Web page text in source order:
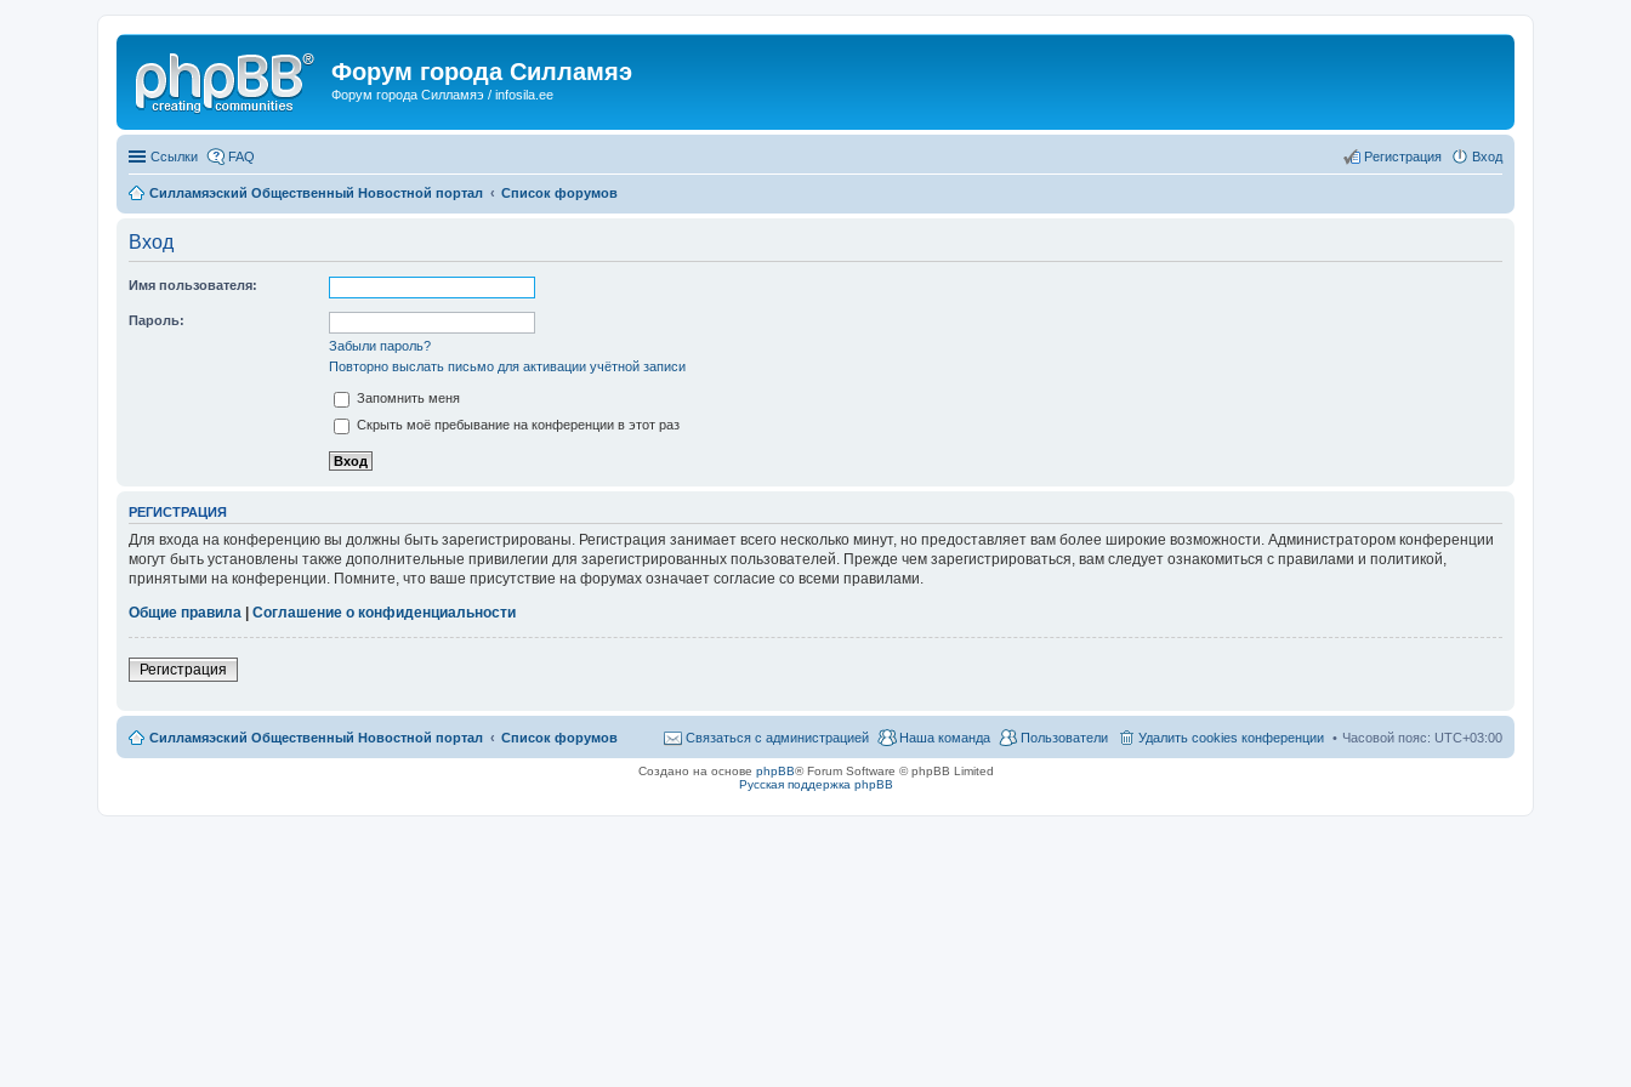
Форум города Силламяэ
Форум города Силламяэ / infosila.ee
Ссылки FAQ Вход
Регистрация
Силламяэский Общественный Новостной портал Список форумов
Вход
Имя пользователя:
Пароль:
Забыли пароль?
Повторно выслать письмо для активации учётной записи
Запомнить меня
Скрыть моё пребывание на конференции в этот раз
РЕГИСТРАЦИЯ
Для входа на конференцию вы должны быть зарегистрированы. Регистрация занимает всего несколько минут, но предоставляет вам более широкие возможности. Администратором конференции
могут быть установлены также дополнительные привилегии для зарегистрированных пользователей. Прежде чем зарегистрироваться, вам следует ознакомиться с правилами и политикой,
принятыми на конференции. Помните, что ваше присутствие на форумах означает согласие со всеми правилами.
Общие правила
Соглашение о конфиденциальности
Регистрация
Силламяэский Общественный Новостной портал Список форумов Часовой пояс: UTC+03:00
Удалить cookies конференции
Пользователи
Наша команда
Связаться с администрацией
Создано на основе phpBB® Forum Software © phpBB Limited
Русская поддержка phpBB